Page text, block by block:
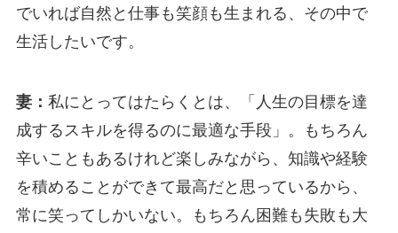
でいれば自然と仕事も笑顔も生まれる、その中で
生活したいです。
妻： 私にとってはたらくとは、「人生の目標を達
成するスキルを得るのに最適な手段」。もちろん
辛いこともあるけれど楽しみながら、知識や経験
を積めることができて最高だと思っているから、
常に笑ってしかいない。もちろん困難も失敗も大